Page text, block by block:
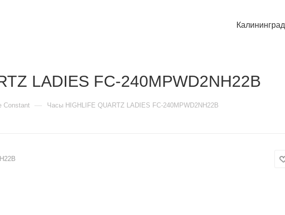
Калининград
LADIES FC-240MPWD2NH22B
Constant — Часы HIGHLIFE QUARTZ LADIES FC-240MPWD2NH22B